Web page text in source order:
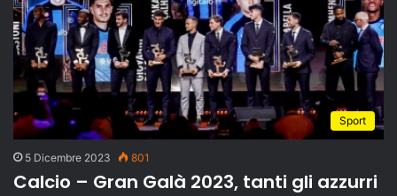
Sport
5 Dicembre 2023 801
Calcio – Gran Galà 2023, tanti gli azzurri